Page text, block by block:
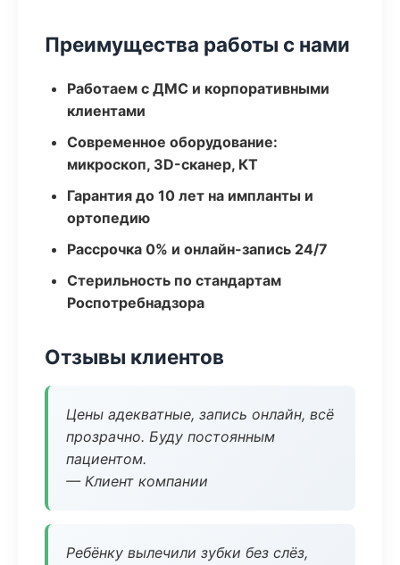
Преимущества работы с нами
Работаем с ДМС и корпоративными
клиентами
Современное оборудование:
микроскоп, 3D-сканер, КТ
Гарантия до 10 лет на импланты и
ортопедию
Рассрочка 0% и онлайн-запись 24/7
Стерильность по стандартам
Роспотребнадзора
Отзывы клиентов
Цены адекватные, запись онлайн, всё
прозрачно. Буду постоянным
пациентом.
— Клиент компании
Ребёнку вылечили зубки без слёз,